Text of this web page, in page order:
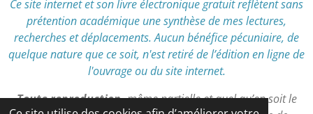
:
é
l
e
l
e
s
l
e
s
l
e
s
l
e
s
'
é
v
a
l
u
a
Ce site internet et son livre électronique gratuit reflètentsans
prétention académique une synthèse de mes lectures,
recherches et déplacements.Aucun bénéfice pécuniaire, de
quelque nature que ce soit, n'est retiré de l’édition en ligne de
l'ouvrage ou du site internet.
Toute reproduction,même partielle et quel qu’en soit le